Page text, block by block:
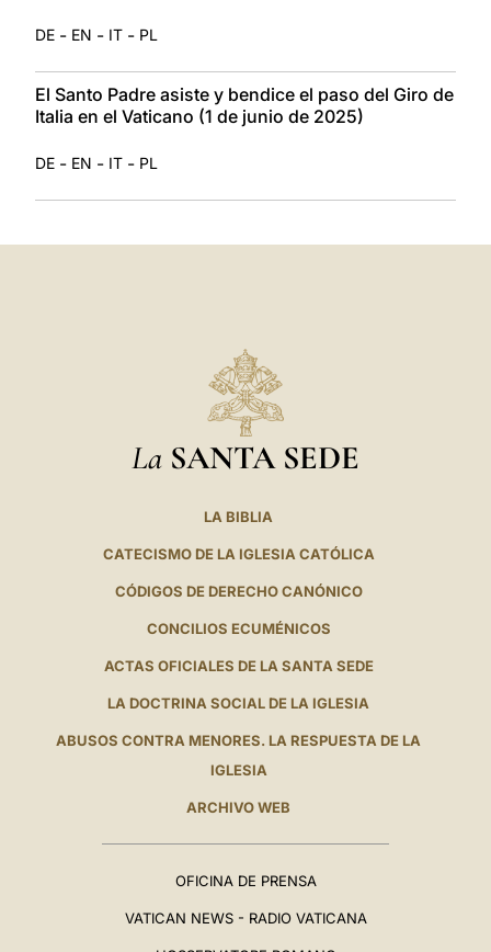
DE - EN - IT - PL
El Santo Padre asiste y bendice el paso del Giro de
Italia en el Vaticano (1 de junio de 2025)
DE - EN - IT - PL
La SANTA SEDE
LA BIBLIA
CATECISMO DE LA IGLESIA CATÓLICA
CÓDIGOS DE DERECHO CANÓNICO
CONCILIOS ECUMÉNICOS
ACTAS OFICIALES DE LA SANTA SEDE
LA DOCTRINA SOCIAL DE LA IGLESIA
ABUSOS CONTRA MENORES. LA RESPUESTA DE LA
IGLESIA
ARCHIVO WEB
OFICINA DE PRENSA
VATICAN NEWS - RADIO VATICANA